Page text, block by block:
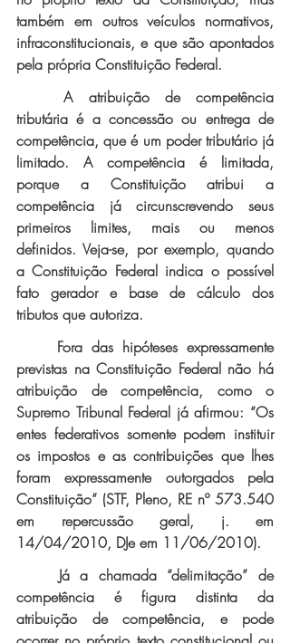
também em outros veículos normativos,
infraconstitucionais, e que são apontados
pela própria Constituição Federal.
A atribuição de competência
tributária é a concessão ou entrega de
competência, que é um poder tributário já
limitado. A competência é limitada,
porque a Constituição atribui a
competência já circunscrevendo seus
primeiros limites, mais ou menos
definidos. Veja-se, por exemplo, quando
a Constituição Federal indica o possível
fato gerador e base de cálculo dos
tributos que autoriza.
Fora das hipóteses expressamente
previstas na Constituição Federal não há
atribuição de competência, como o
Supremo Tribunal Federal já afirmou: “Os
entes federativos somente podem instituir
os impostos e as contribuições que lhes
foram expressamente outorgados pela
Constituição” (STF, Pleno, RE nº 573.540
em repercussão geral, j. em
14/04/2010, DJe em 11/06/2010).
Já a chamada “delimitação” de
competência é figura distinta da
atribuição de competência, e pode